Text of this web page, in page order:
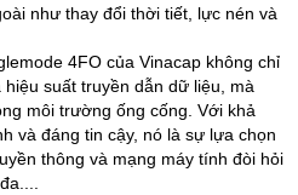
như thay đổi thời tiết, lực nén và
4FO của Vinacap không chỉ
suất truyền dẫn dữ liệu, mà
môi trường ống cống. Với khả
và đáng tin cậy, nó là sự lựa chọn
thông và mạng máy tính đòi hỏi